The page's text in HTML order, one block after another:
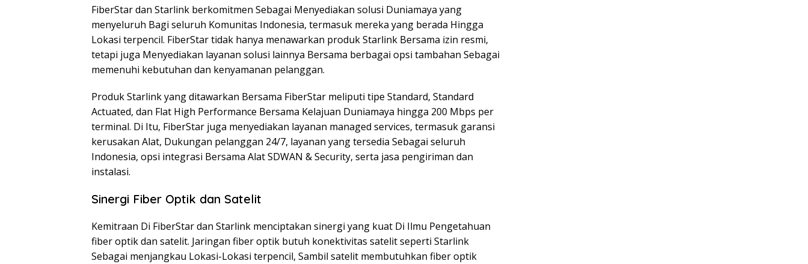
FiberStar dan Starlink berkomitmen Sebagai Menyediakan solusi Duniamaya yang
menyeluruh Bagi seluruh Komunitas Indonesia, termasuk mereka yang berada Hingga
Lokasi terpencil. FiberStar tidak hanya menawarkan produk Starlink Bersama izin resmi,
tetapi juga Menyediakan layanan solusi lainnya Bersama berbagai opsi tambahan Sebagai
memenuhi kebutuhan dan kenyamanan pelanggan.
Produk Starlink yang ditawarkan Bersama FiberStar meliputi tipe Standard, Standard
Actuated, dan Flat High Performance Bersama Kelajuan Duniamaya hingga 200 Mbps per
terminal. Di Itu, FiberStar juga menyediakan layanan managed services, termasuk garansi
kerusakan Alat, Dukungan pelanggan 24/7, layanan yang tersedia Sebagai seluruh
Indonesia, opsi integrasi Bersama Alat SDWAN & Security, serta jasa pengiriman dan
instalasi.
Sinergi Fiber Optik dan Satelit
Kemitraan Di FiberStar dan Starlink menciptakan sinergi yang kuat Di Ilmu Pengetahuan
fiber optik dan satelit. Jaringan fiber optik butuh konektivitas satelit seperti Starlink
Sebagai menjangkau Lokasi-Lokasi terpencil, Sambil satelit membutuhkan fiber optik